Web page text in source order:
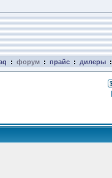
: форум : прайс : дилеры :